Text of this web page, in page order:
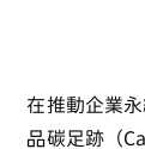
在推動企業
品碳足跡（